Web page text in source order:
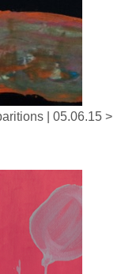
| 05.06.15 >